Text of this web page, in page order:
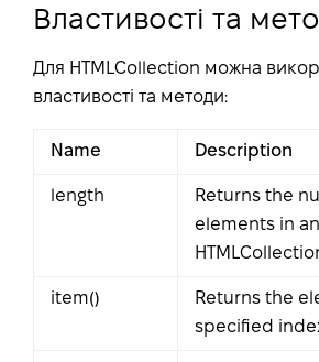
Властивості та
Для HTMLCollection можна
властивості та методи:
Name Description
length
Returns the
elements in an
item()
Returns the
specified